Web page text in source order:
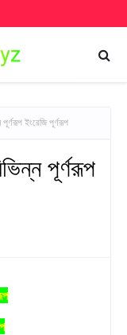
পূর্ণরূপ ইংরেজি পূর্ণরূপ
পূর্ণরূপ